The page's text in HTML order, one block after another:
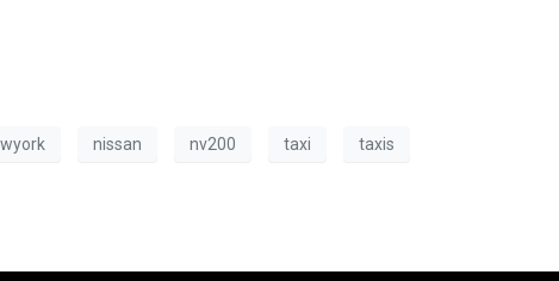
nissan nv200 taxi taxis